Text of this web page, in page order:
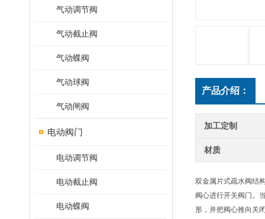
气动调节阀
气动截止阀
气动蝶阀
气动球阀
气动闸阀
电动阀门
电动调节阀
电动截止阀
电动蝶阀
产品介绍：
加工定制
材质
双金属片式疏水阀结
阀心进行开关阀门。
形，并把阀心推向关